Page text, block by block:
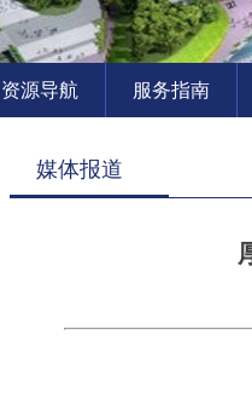
资源导航 服务指南
媒体报道